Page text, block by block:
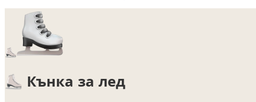
⛸️
⛸️ Кънка за лед